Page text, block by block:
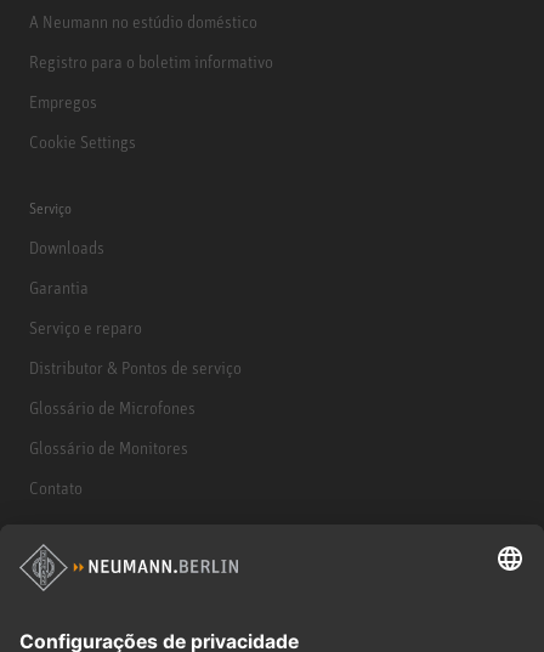
A Neumann no estúdio doméstico
Registro para o boletim informativo
Empregos
Cookie Settings
Serviço
Downloads
Garantia
Serviço e reparo
Distributor & Pontos de serviço
Glossário de Microfones
Glossário de Monitores
Contato
Produtos
Microfones
Acessórios de microfone